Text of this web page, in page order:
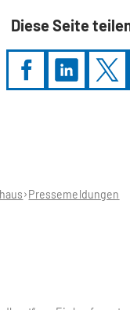
Diese Seite
Pressemeldungen